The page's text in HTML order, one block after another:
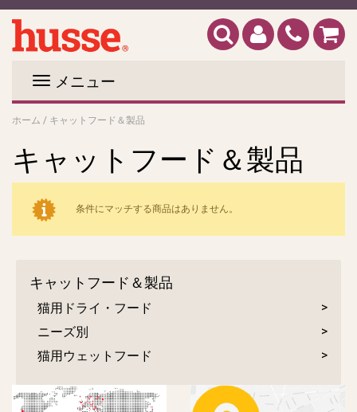
メニュー
ホーム / キャットフード＆製品
キャットフード＆製品
条件にマッチする商品はありません。
キャットフード＆製品
猫用ドライ・フード
ニーズ別
猫用ウェットフード